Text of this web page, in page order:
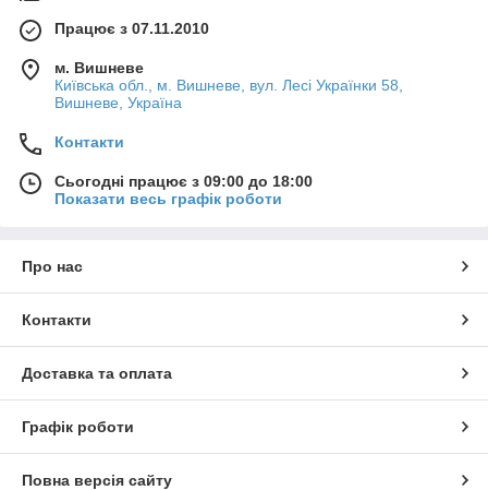
Працює з 07.11.2010
м. Вишневе
Київська обл., м. Вишневе, вул. Лесі Українки 58,
Вишневе, Україна
Контакти
Сьогодні працює з 09:00 до 18:00
Показати весь графік роботи
Про нас
Контакти
Доставка та оплата
Графік роботи
Повна версія сайту